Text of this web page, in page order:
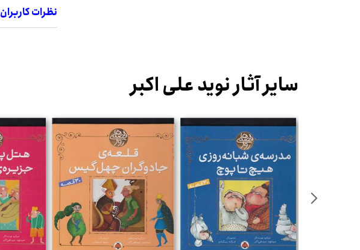
نظرات کاربران
سایر آثار نوید علی اکبر